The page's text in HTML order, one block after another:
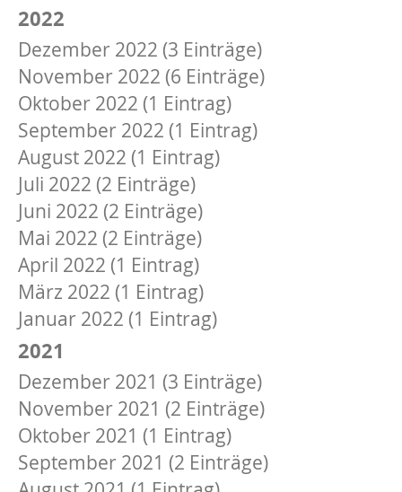
2022
Dezember 2022 (3 Einträge)
November 2022 (6 Einträge)
Oktober 2022 (1 Eintrag)
September 2022 (1 Eintrag)
August 2022 (1 Eintrag)
Juli 2022 (2 Einträge)
Juni 2022 (2 Einträge)
Mai 2022 (2 Einträge)
April 2022 (1 Eintrag)
März 2022 (1 Eintrag)
Januar 2022 (1 Eintrag)
2021
Dezember 2021 (3 Einträge)
November 2021 (2 Einträge)
Oktober 2021 (1 Eintrag)
September 2021 (2 Einträge)